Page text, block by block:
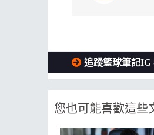
追蹤籃球筆記IG
您也可能喜歡這些